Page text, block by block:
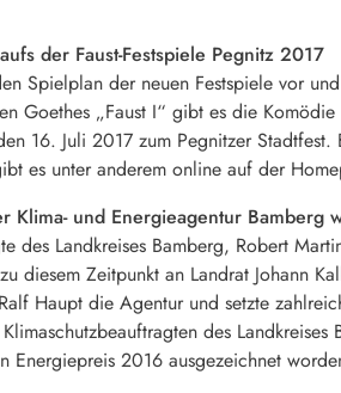
der Faust-Festspiele Pegnitz 2017
Spielplan der neuen Festspiele vor
Goethes „Faust I“ gibt es die
16. Juli 2017 zum Pegnitzer
es unter anderem online auf der
und Energieagentur Bamberg
des Landkreises Bamberg, Robert
diesem Zeitpunkt an Landrat Johann
Haupt die Agentur und setzte
des
Energiepreis 2016 ausgezeichnet